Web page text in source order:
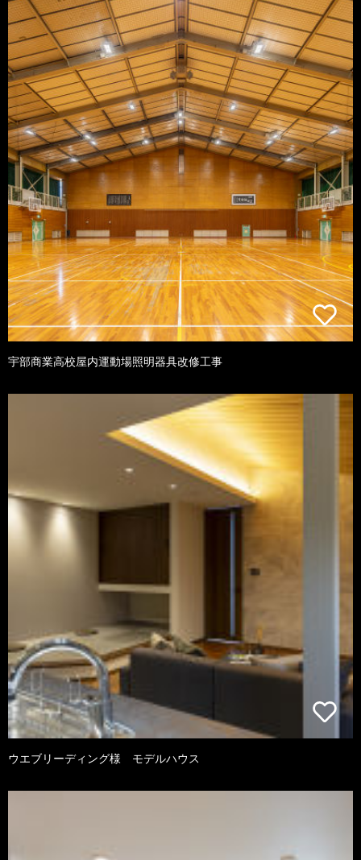
宇部商業高校屋内運動場照明器具改修工事
ウエブリーディング様 モデルハウス